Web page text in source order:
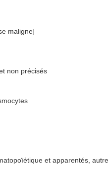
maligne]
non précisés
et apparentés,